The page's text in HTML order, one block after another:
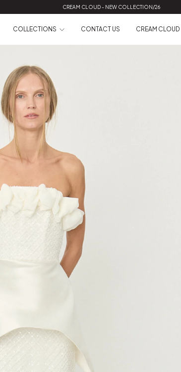
CREAM CLOUD - NEW COLLECTION/26
COLLECTIONS CONTACT US CREAM CLOUD